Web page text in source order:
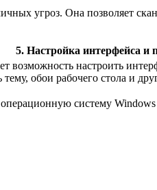
угроз. Она позволяет
5. Настройка интерфейса и
возможность настроить
обои рабочего стола и
систему